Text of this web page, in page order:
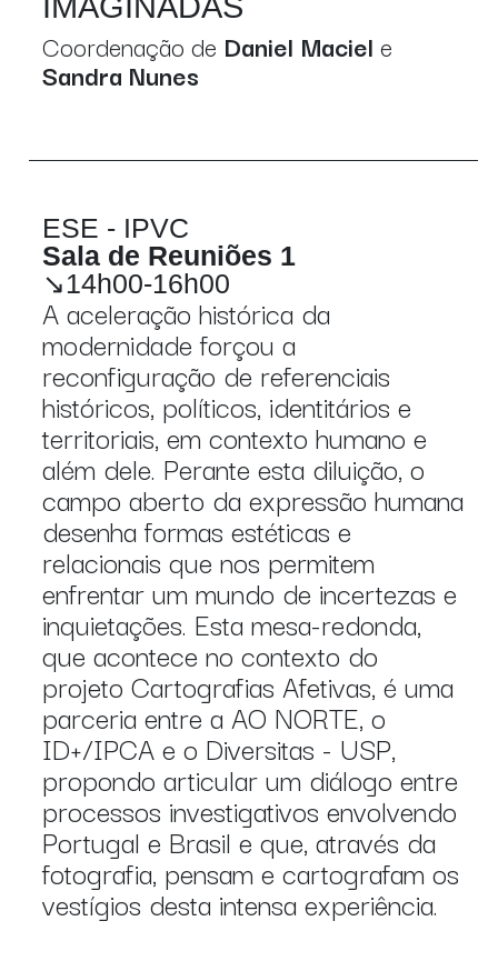
Coordenação de Daniel Maciele
Sandra Nunes
ESE - IPVC
Sala de Reuniões 1
↘14h00-16h00
A aceleração histórica da
modernidade forçou a
reconfiguração de referenciais
históricos, políticos, identitários e
territoriais, em contexto humano e
além dele. Perante esta diluição, o
campo aberto da expressão humana
desenha formas estéticas e
relacionais que nos permitem
enfrentar um mundo de incertezas e
inquietações. Esta mesa-redonda,
que acontece no contexto do
projeto Cartografias Afetivas, é uma
parceria entre a AO NORTE, o
ID+/IPCA e o Diversitas - USP,
propondo articular um diálogo entre
processos investigativos envolvendo
Portugal e Brasil e que, através da
fotografia, pensam e cartografam os
vestígios desta intensa experiência.